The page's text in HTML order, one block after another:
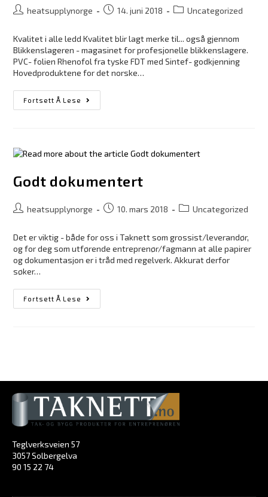
heatsupplynorge 14. juni 2018 Uncategorized
Kvalitet i alle ledd Kvalitet blir lagt merke til... også gjennom
Blikkenslageren - magasinet for profesjonelle blikkenslagere.
PVC- folien Rhenofol fra tyske FDT med Sintef- godkjenning
Hovedproduktene for det norske…
Fortsett Å Lese
Godt dokumentert
heatsupplynorge 10. mars 2018 Uncategorized
Det er viktig - både for oss i Taknett som grossist/leverandør,
og for deg som utførende entreprenør/fagmann at alle papirer
og dokumentasjon er i tråd med regelverk. Akkurat derfor
søker…
Fortsett Å Lese
Teglverksveien 57
3057 Solbergelva
90 15 22 74